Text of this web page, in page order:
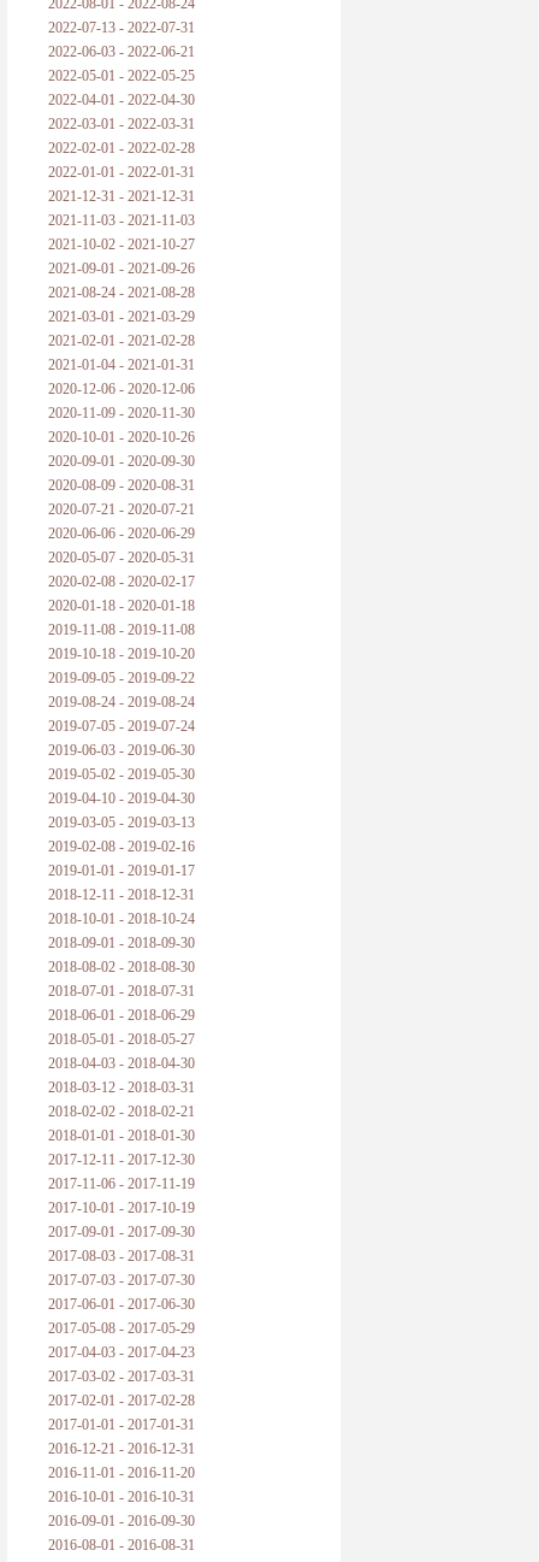
2022-08-01 - 2022-08-24
2022-07-13 - 2022-07-31
2022-06-03 - 2022-06-21
2022-05-01 - 2022-05-25
2022-04-01 - 2022-04-30
2022-03-01 - 2022-03-31
2022-02-01 - 2022-02-28
2022-01-01 - 2022-01-31
2021-12-31 - 2021-12-31
2021-11-03 - 2021-11-03
2021-10-02 - 2021-10-27
2021-09-01 - 2021-09-26
2021-08-24 - 2021-08-28
2021-03-01 - 2021-03-29
2021-02-01 - 2021-02-28
2021-01-04 - 2021-01-31
2020-12-06 - 2020-12-06
2020-11-09 - 2020-11-30
2020-10-01 - 2020-10-26
2020-09-01 - 2020-09-30
2020-08-09 - 2020-08-31
2020-07-21 - 2020-07-21
2020-06-06 - 2020-06-29
2020-05-07 - 2020-05-31
2020-02-08 - 2020-02-17
2020-01-18 - 2020-01-18
2019-11-08 - 2019-11-08
2019-10-18 - 2019-10-20
2019-09-05 - 2019-09-22
2019-08-24 - 2019-08-24
2019-07-05 - 2019-07-24
2019-06-03 - 2019-06-30
2019-05-02 - 2019-05-30
2019-04-10 - 2019-04-30
2019-03-05 - 2019-03-13
2019-02-08 - 2019-02-16
2019-01-01 - 2019-01-17
2018-12-11 - 2018-12-31
2018-10-01 - 2018-10-24
2018-09-01 - 2018-09-30
2018-08-02 - 2018-08-30
2018-07-01 - 2018-07-31
2018-06-01 - 2018-06-29
2018-05-01 - 2018-05-27
2018-04-03 - 2018-04-30
2018-03-12 - 2018-03-31
2018-02-02 - 2018-02-21
2018-01-01 - 2018-01-30
2017-12-11 - 2017-12-30
2017-11-06 - 2017-11-19
2017-10-01 - 2017-10-19
2017-09-01 - 2017-09-30
2017-08-03 - 2017-08-31
2017-07-03 - 2017-07-30
2017-06-01 - 2017-06-30
2017-05-08 - 2017-05-29
2017-04-03 - 2017-04-23
2017-03-02 - 2017-03-31
2017-02-01 - 2017-02-28
2017-01-01 - 2017-01-31
2016-12-21 - 2016-12-31
2016-11-01 - 2016-11-20
2016-10-01 - 2016-10-31
2016-09-01 - 2016-09-30
2016-08-01 - 2016-08-31